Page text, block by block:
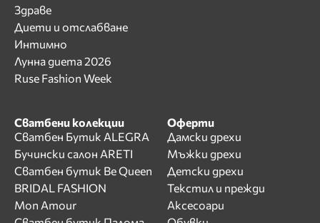
Здраве
Диети и отслабване
Интимно
Лунна диета 2026
Ruse Fashion Week
Сватбени колекции
Сватбен Бутик ALEGRA
Бучински салон ARETI
Сватбен бутик Be Queen
BRIDAL FASHION
Mon Amour
Оферти
Дамски дрехи
Мъжки дрехи
Детски дрехи
Текстил и прежди
Аксесоари